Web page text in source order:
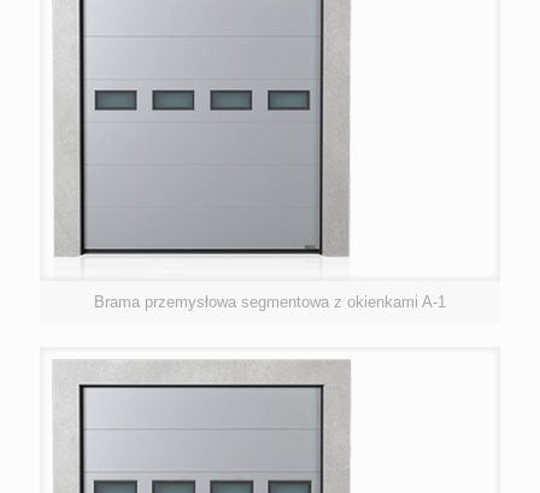
Brama przemysłowa segmentowa z okienkami A-1